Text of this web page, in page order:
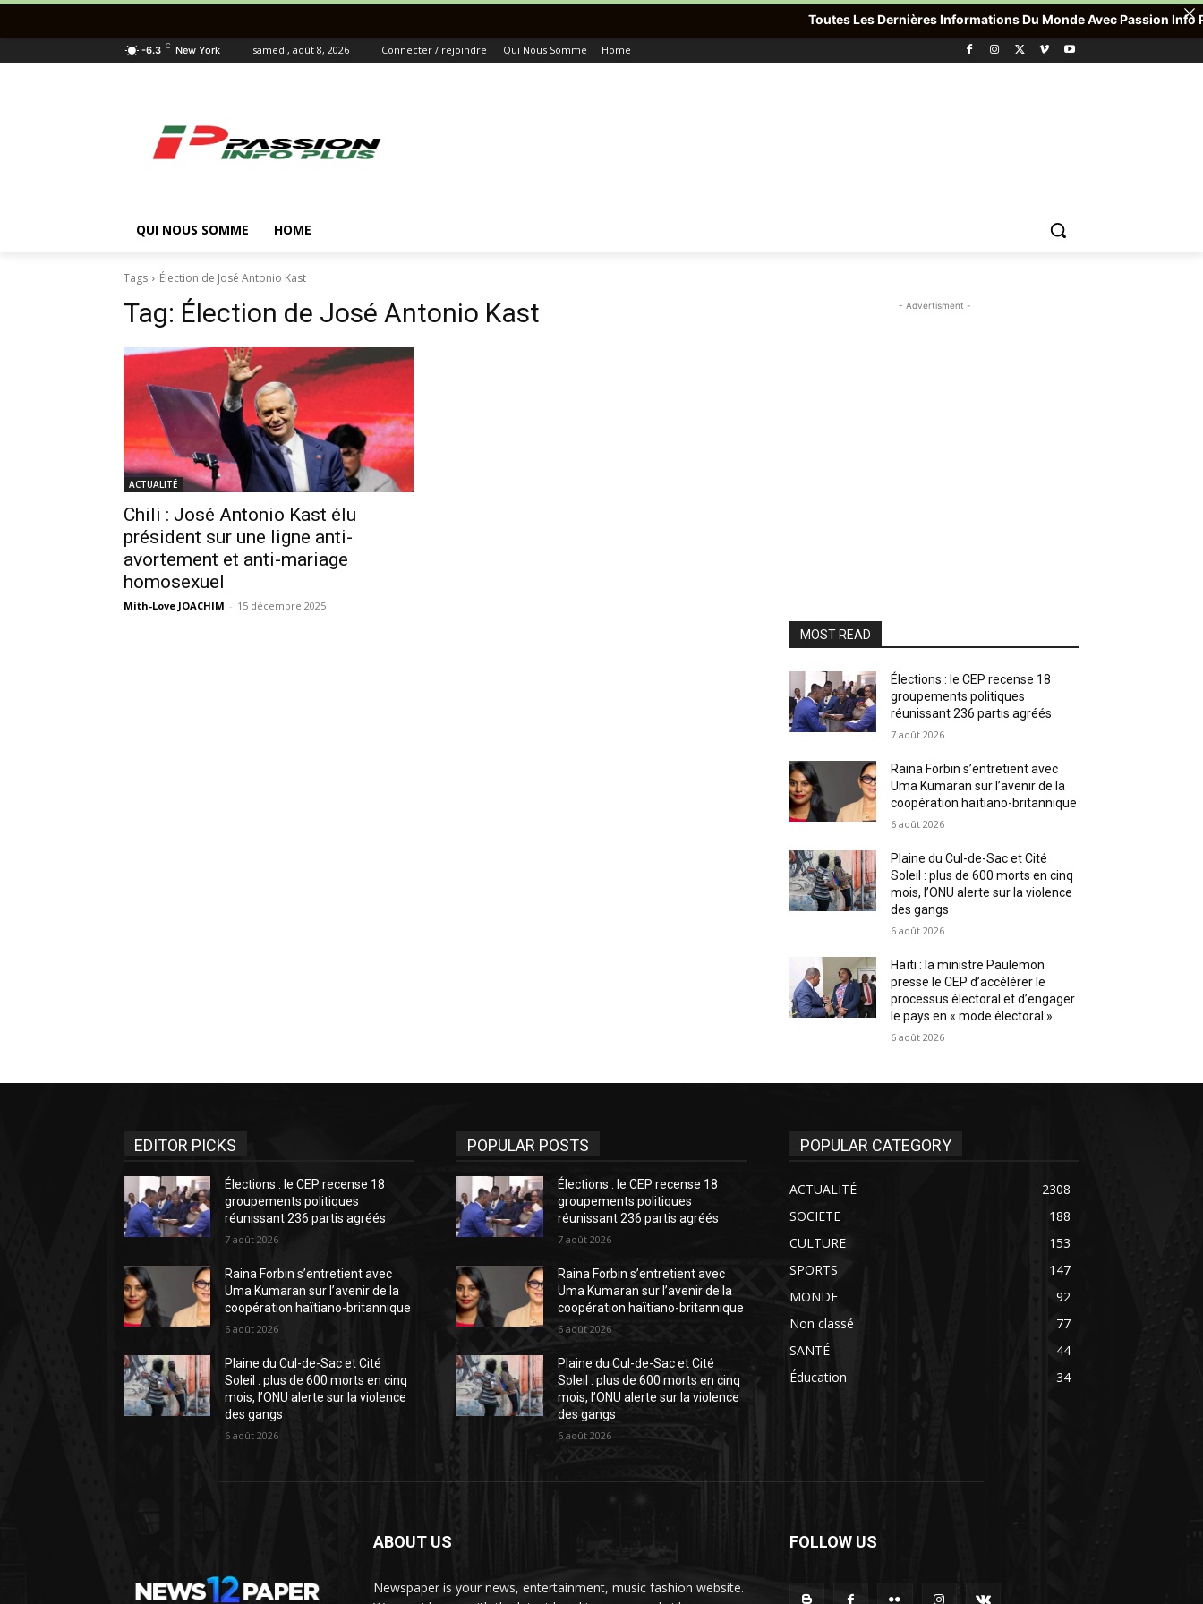
-6.3 C New York samedi, août 8, 2026 Connecter / rejoindre Qui Nous Somme Home
QUI NOUS SOMME HOME
Tags Élection de José Antonio Kast
Tag: Élection de José Antonio Kast
ACTUALITÉ
Chili : José Antonio Kast élu
président sur une ligne anti-
avortement et anti-mariage
homosexuel
Mith-Love JOACHIM - 15 décembre 2025
- Advertisment -
MOST READ
Élections : le CEP recense 18
groupements politiques
réunissant 236 partis agréés
7 août 2026
Raina Forbin s’entretient avec
Uma Kumaran sur l’avenir de la
coopération haïtiano-britannique
6 août 2026
Plaine du Cul-de-Sac et Cité
Soleil : plus de 600 morts en cinq
mois, l’ONU alerte sur la violence
des gangs
6 août 2026
Haïti : la ministre Paulemon
presse le CEP d’accélérer le
processus électoral et d’engager
le pays en « mode électoral »
6 août 2026
EDITOR PICKS
Élections : le CEP recense 18
groupements politiques
réunissant 236 partis agréés
7 août 2026
Raina Forbin s’entretient avec
Uma Kumaran sur l’avenir de la
coopération haïtiano-britannique
6 août 2026
Plaine du Cul-de-Sac et Cité
Soleil : plus de 600 morts en cinq
mois, l’ONU alerte sur la violence
des gangs
6 août 2026
POPULAR POSTS
Élections : le CEP recense 18
groupements politiques
réunissant 236 partis agréés
7 août 2026
Raina Forbin s’entretient avec
Uma Kumaran sur l’avenir de la
coopération haïtiano-britannique
6 août 2026
Plaine du Cul-de-Sac et Cité
Soleil : plus de 600 morts en cinq
mois, l’ONU alerte sur la violence
des gangs
6 août 2026
POPULAR CATEGORY
ACTUALITÉ
2308
SOCIETE
188
CULTURE
153
SPORTS
147
MONDE
92
Non classé
77
SANTÉ
44
Éducation
34
ABOUT US
Newspaper is your news, entertainment, music fashion website.
FOLLOW US
Toutes Les Dernières Informations Du Monde Avec Passion Info Plus ,